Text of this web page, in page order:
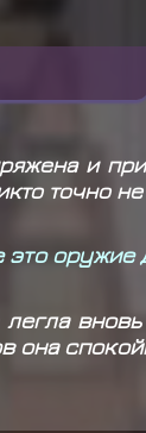
и
точно
оружие
легла
она